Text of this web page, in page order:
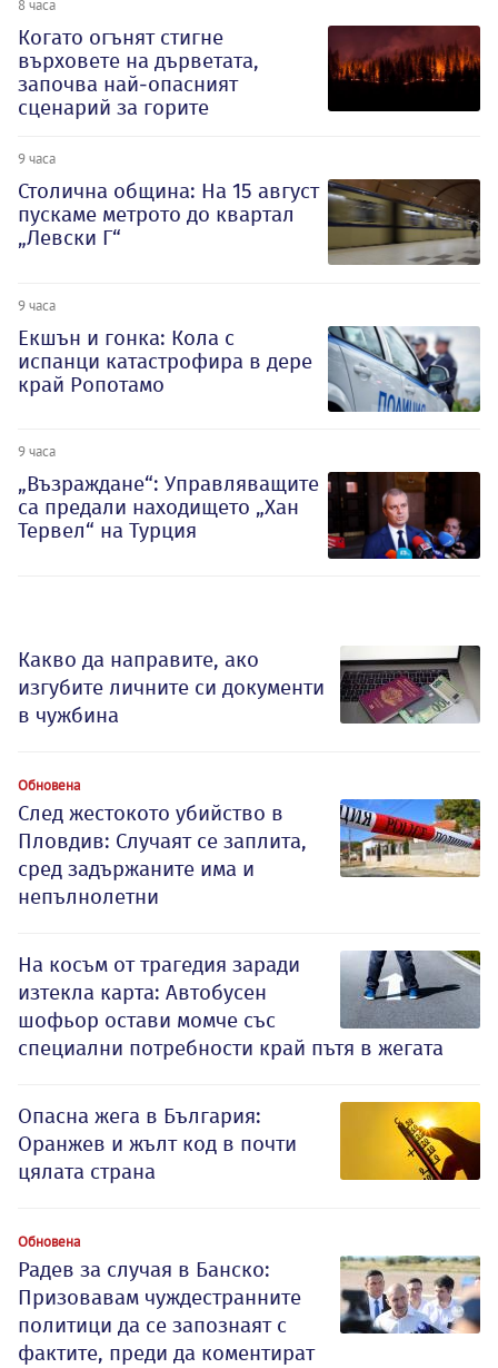
8 часа
Когато огънят стигне
върховете на дърветата,
започва най-опасният
сценарий за горите
9 часа
Столична община: На 15 август
пускаме метрото до квартал
„Левски Г“
9 часа
Екшън и гонка: Кола с
испанци катастрофира в дере
край Ропотамо
9 часа
„Възраждане“: Управляващите
са предали находището „Хан
Тервел“ на Турция
Какво да направите, ако
изгубите личните си документи
в чужбина
Обновена
След жестокото убийство в
Пловдив: Случаят се заплита,
сред задържаните има и
непълнолетни
На косъм от трагедия заради
изтекла карта: Автобусен
шофьор остави момче със
специални потребности край пътя в жегата
Опасна жега в България:
Оранжев и жълт код в почти
цялата страна
Обновена
Радев за случая в Банско:
Призовавам чуждестранните
политици да се запознаят с
фактите, преди да коментират